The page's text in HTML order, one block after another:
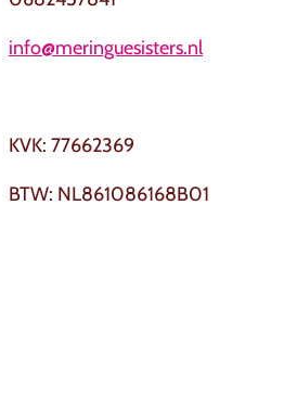
info@meringuesisters.nl
KVK: 77662369
BTW: NL861086168B01